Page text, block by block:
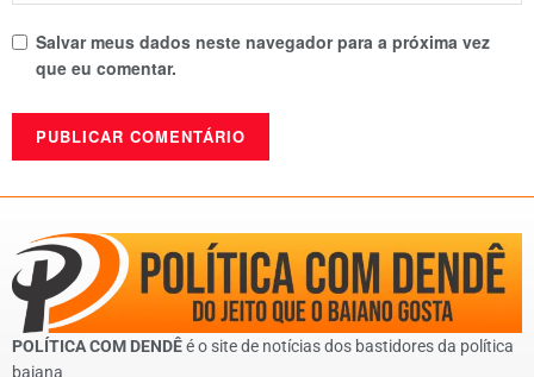
Salvar meus dados neste navegador para a próxima vez
que eu comentar.
POLÍTICA COM DENDÊé o site de notícias dos bastidores da política
baiana